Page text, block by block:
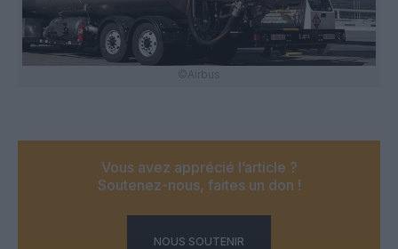
©Airbus
Vous avez apprécié l’article ?
Soutenez-nous, faites un don !
NOUS SOUTENIR